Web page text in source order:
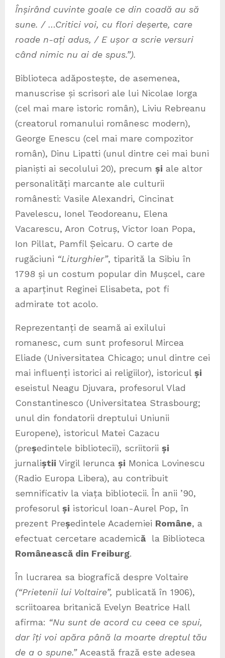
Înșirând cuvinte goale ce din coadă au să
sune. / …Critici voi, cu flori deșerte, care
roade n-ați adus, / E ușor a scrie versuri
când nimic nu ai de spus.”).
Biblioteca adăpostește, de asemenea,
manuscrise și scrisori ale lui Nicolae Iorga
(cel mai mare istoric român), Liviu Rebreanu
(creatorul romanului românesc modern),
George Enescu (cel mai mare compozitor
român), Dinu Lipatti (unul dintre cei mai buni
pianiști ai secolului 20), precum și ale altor
personalități marcante ale culturii
românesti: Vasile Alexandri, Cincinat
Pavelescu, Ionel Teodoreanu, Elena
Vacarescu, Aron Cotruș, Victor Ioan Popa,
Ion Pillat, Pamfil Șeicaru. O carte de
rugăciuni “Liturghier”, tiparită la Sibiu în
1798 și un costum popular din Mușcel, care
a aparținut Reginei Elisabeta, pot fi
admirate tot acolo.
Reprezentanți de seamă ai exilului
romanesc, cum sunt profesorul Mircea
Eliade (Universitatea Chicago; unul dintre cei
mai influenți istorici ai religiilor), istoricul și
eseistul Neagu Djuvara, profesorul Vlad
Constantinesco (Universitatea Strasbourg;
unul din fondatorii dreptului Uniunii
Europene), istoricul Matei Cazacu
(președintele bibliotecii), scriitorii și
jurnaliștii Virgil Ierunca și Monica Lovinescu
(Radio Europa Libera), au contribuit
semnificativ la viața bibliotecii. În anii ’90,
profesorul și istoricul Ioan-Aurel Pop, în
prezent Președintele Academiei Române, a
efectuat cercetare academicăla Biblioteca
Românească din Freiburg.
În lucrarea sa biografică despre Voltaire
(“Prietenii lui Voltaire”, publicată în 1906),
scriitoarea britanică Evelyn Beatrice Hall
afirma: “Nu sunt de acord cu ceea ce spui,
dar îți voi apăra până la moarte dreptul tău
de a o spune.” Această frază este adesea